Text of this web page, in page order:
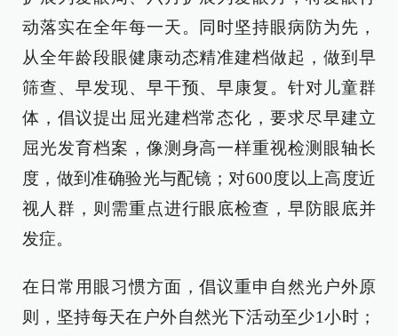
动落实在全年每一天。同时坚持眼病防为先，
从全年龄段眼健康动态精准建档做起，做到早
筛查、早发现、早干预、早康复。针对儿童群
体，倡议提出屈光建档常态化，要求尽早建立
屈光发育档案，像测身高一样重视检测眼轴长
度，做到准确验光与配镜；对600度以上高度近
视人群，则需重点进行眼底检查，早防眼底并
发症。
在日常用眼习惯方面，倡议重申自然光户外原
则，坚持每天在户外自然光下活动至少1小时；